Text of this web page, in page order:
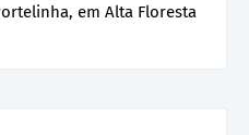
em Alta Floresta